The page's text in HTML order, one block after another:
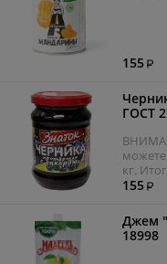
155
ГОСТ
можете
кг.
можно
155
Джем
18998